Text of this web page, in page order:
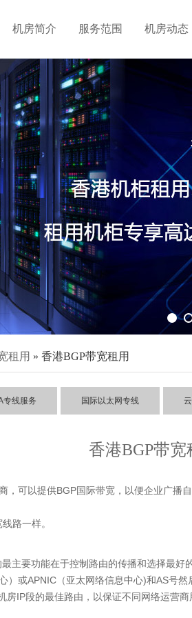
机房简介 服务范围 机房动态
租用 » 香港BGP带宽租用
专线服务 国际以太网专线
香港BGP带宽
可以提供BGP国际带宽，以便企业广播
路一样。
要功能在于控制路由的传播和选择最好
）或APNIC（亚太网络信息中心)和AS号
IP段的最佳路由，以保证不同网络运营商